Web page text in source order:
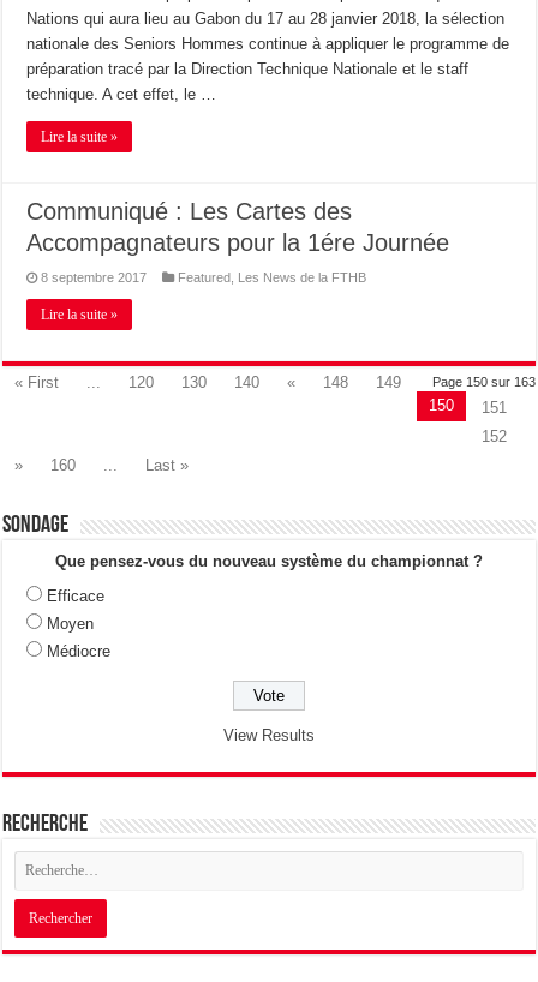
Nations qui aura lieu au Gabon du 17 au 28 janvier 2018, la sélection
nationale des Seniors Hommes continue à appliquer le programme de
préparation tracé par la Direction Technique Nationale et le staff
technique. A cet effet, le …
Lire la suite »
Communiqué : Les Cartes des
Accompagnateurs pour la 1ére Journée
8 septembre 2017 Featured Les News de la FTHB
Lire la suite »
Page 150 sur 163
« First 120 130 140 « 148
149
150
151
152
»
160 Last »
Sondage
Que pensez-vous du nouveau système du championnat ?
Efficace
Moyen
Médiocre
View Results
Recherche